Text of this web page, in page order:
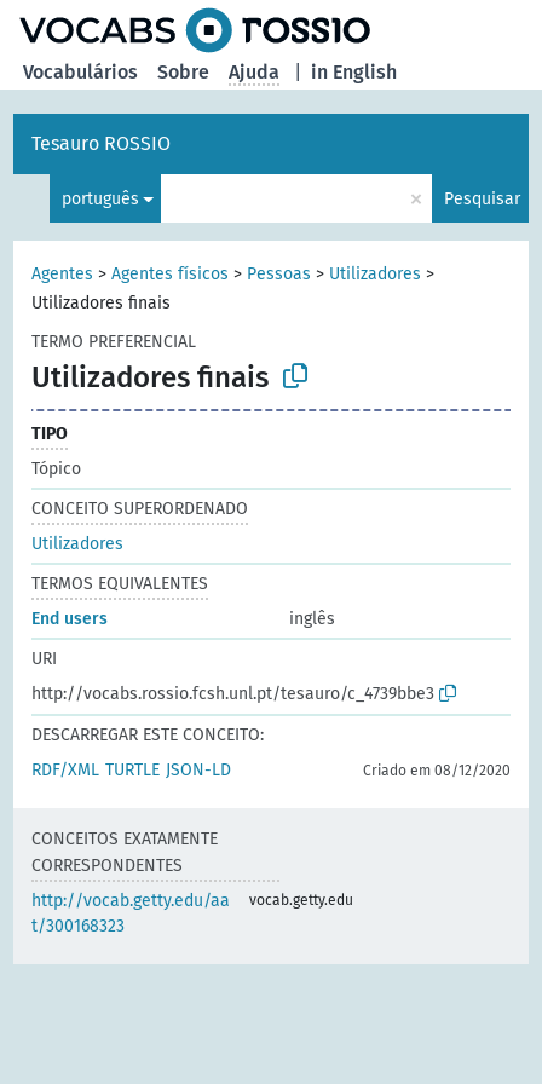
in English
Vocabulários Sobre Ajuda
Tesauro ROSSIO
português × Pesquisar
Agentes >Agentes físicos > Pessoas > Utilizadores >
Utilizadores finais
TERMO PREFERENCIAL
Utilizadores finais
TIPO
Tópico
CONCEITO SUPERORDENADO
Utilizadores
TERMOS EQUIVALENTES
End users
inglês
URI
http://vocabs.rossio.fcsh.unl.pt/tesauro/c_4739bbe3
DESCARREGAR ESTE CONCEITO:
RDF/XML TURTLE JSON-LD Criado em 08/12/2020
CONCEITOS EXATAMENTE
CORRESPONDENTES
http://vocab.getty.edu/aa
t/300168323
vocab.getty.edu